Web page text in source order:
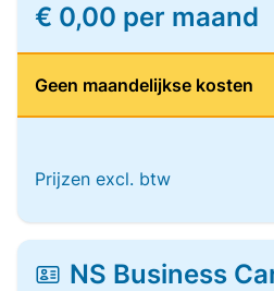
€ 0,00 per maand
Geen maandelijkse kosten
Prijzen excl. btw
NS Business